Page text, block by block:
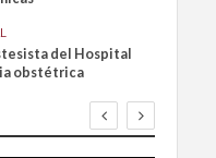
del Hospital
obstétrica